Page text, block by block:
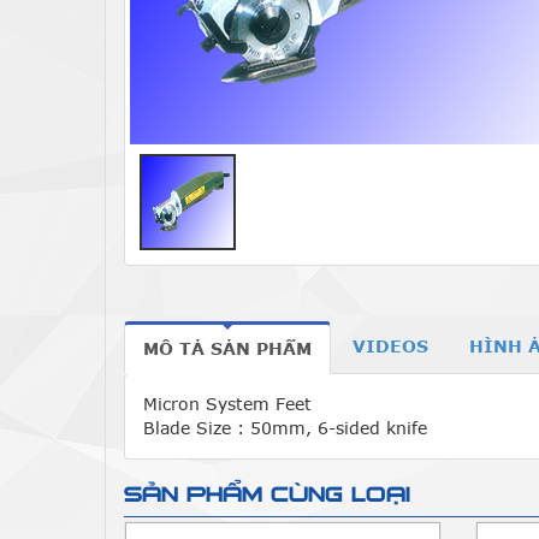
MÔ TẢ SẢN PHẨM VIDEOS HÌNH
Micron System Feet
Blade Size : 50mm, 6-sided knife
SẢN PHẨM CÙNG LOẠI